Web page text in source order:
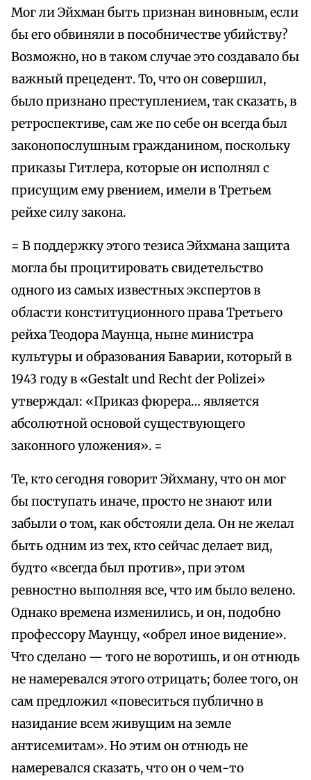
Мог ли Эйхман быть признан виновным, если
бы его обвиняли в пособничестве убийству?
Возможно, но в таком случае это создавало бы
важный прецедент. То, что он совершил,
было признано преступлением, так сказать, в
ретроспективе, сам же по себе он всегда был
законопослушным гражданином, поскольку
приказы Гитлера, которые он исполнял с
присущим ему рвением, имели в Третьем
рейхе силу закона.
= В поддержку этого тезиса Эйхмана защита
могла бы процитировать свидетельство
одного из самых известных экспертов в
области конституционного права Третьего
рейха Теодора Маунца, ныне министра
культуры и образования Баварии, который в
1943 году в «Gestalt und Recht der Polizei»
утверждал: «Приказ фюрера… является
абсолютной основой существующего
законного уложения». =
Те, кто сегодня говорит Эйхману, что он мог
бы поступать иначе, просто не знают или
забыли о том, как обстояли дела. Он не желал
быть одним из тех, кто сейчас делает вид,
будто «всегда был против», при этом
ревностно выполняя все, что им было велено.
Однако времена изменились, и он, подобно
профессору Маунцу, «обрел иное видение».
Что сделано — того не воротишь, и он отнюдь
не намеревался этого отрицать; более того, он
сам предложил «повеситься публично в
назидание всем живущим на земле
антисемитам». Но этим он отнюдь не
намеревался сказать, что он о чем-то